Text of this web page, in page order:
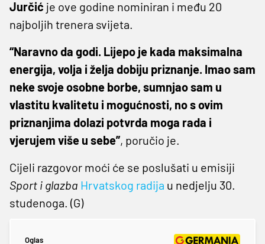
Jurčić je ove godine nominiran i među 20
najboljih trenera svijeta.
“Naravno da godi. Lijepo je kada maksimalna
energija, volja i želja dobiju priznanje. Imao sam
neke svoje osobne borbe, sumnjao sam u
vlastitu kvalitetu i mogućnosti, no s ovim
priznanjima dolazi potvrda moga rada i
vjerujem više u sebe”, poručio je.
Cijeli razgovor moći će se poslušati u emisiji
Sport i glazba Hrvatskog radija u nedjelju 30.
studenoga. (G)
Oglas